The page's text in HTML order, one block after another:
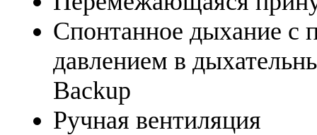
Спонтанное дыхание с
давлением в
Backup
Ручная вентиляция